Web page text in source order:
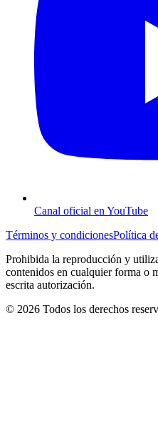
Canal oficial en YouTube
Términos y condicionesPolítica
Prohibida la reproducción y
contenidos en cualquier forma o
escrita autorización.
© 2026 Todos los derechos